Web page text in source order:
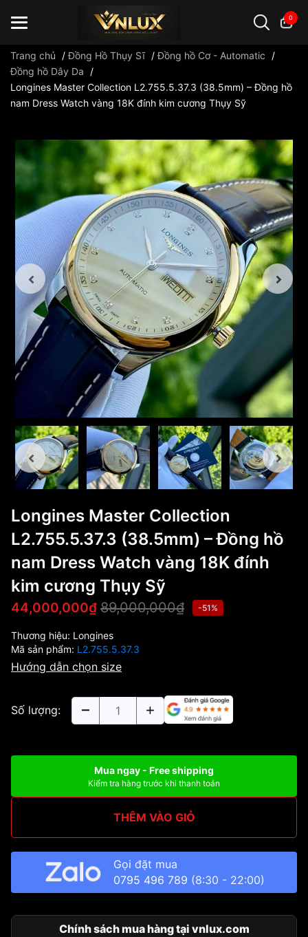
0
Đồng hồ casio đồng hồ G-Shock đồng hồ Orient ...
Trang chủ /Đồng Hồ Thụy Sĩ /Đồng hồ Cơ - Automatic
/
Đồng hồ Dây Da
/
Longines Master Collection L2.755.5.37.3 (38.5mm) – Đồng hồ
nam Dress Watch vàng 18K đính kim cương Thụy Sỹ
Longines Master Collection
L2.755.5.37.3 (38.5mm) – Đồng hồ
nam Dress Watch vàng 18K đính
kim cương Thụy Sỹ
44,000,000₫ 89,000,000₫ -51%
Thương hiệu: Longines
Mã sản phẩm: L2.755.5.37.3
Hướng dẫn chọn size
Số lượng:
Mua ngay - Free shipping
Kiểm tra hàng trước khi thanh toán
THÊM VÀO GIỎ
Gọi đặt mua
0795 496 789 (8:30 - 22:00)
Chính sách mua hàng tại vnlux.com